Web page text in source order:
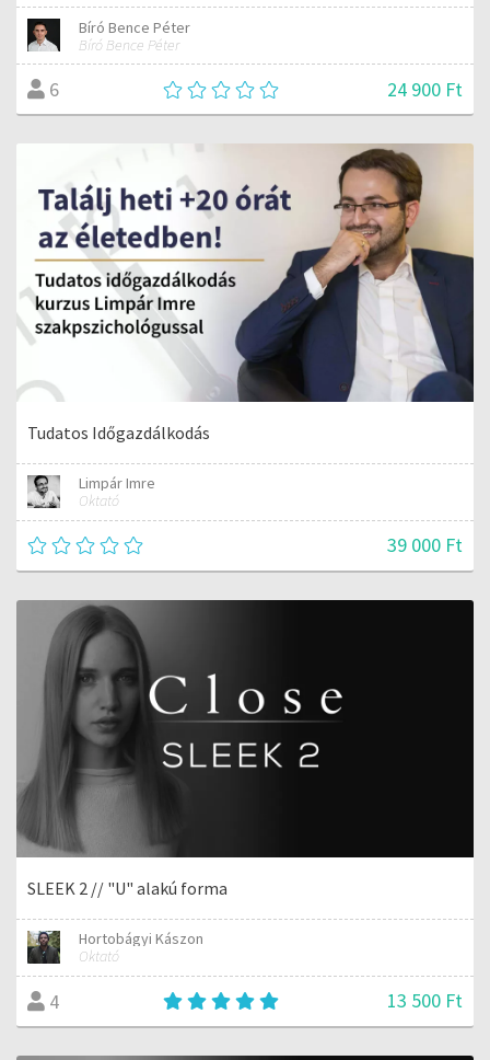
Bíró Bence Péter
Bíró Bence Péter
6 24 900 Ft
Tudatos Időgazdálkodás
Limpár Imre
Oktató
39 000 Ft
SLEEK 2 // "U" alakú forma
Hortobágyi Kászon
Oktató
4 13 500 Ft